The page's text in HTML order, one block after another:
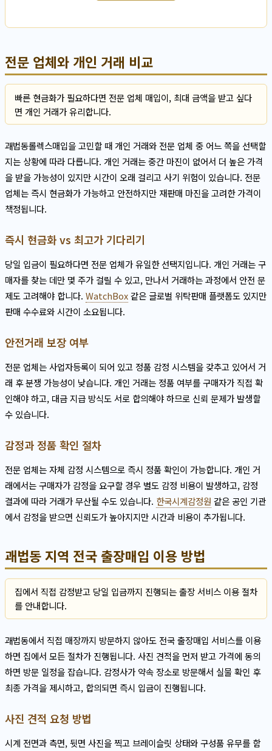
전문 업체와 개인 거래 비교
빠른 현금화가 필요하다면 전문 업체 매입이, 최대 금액을 받고 싶다
면 개인 거래가 유리합니다.
괘법동롤렉스매입을 고민할 때 개인 거래와 전문 업체 중 어느 쪽을 선택할
지는 상황에 따라 다릅니다. 개인 거래는 중간 마진이 없어서 더 높은 가격
을 받을 가능성이 있지만 시간이 오래 걸리고 사기 위험이 있습니다. 전문
업체는 즉시 현금화가 가능하고 안전하지만 재판매 마진을 고려한 가격이
책정됩니다.
즉시 현금화 vs 최고가 기다리기
당일 입금이 필요하다면 전문 업체가 유일한 선택지입니다. 개인 거래는 구
매자를 찾는 데만 몇 주가 걸릴 수 있고, 만나서 거래하는 과정에서 안전 문
제도 고려해야 합니다. WatchBox같은 글로벌 위탁판매 플랫폼도 있지만
판매 수수료와 시간이 소요됩니다.
안전거래 보장 여부
전문 업체는 사업자등록이 되어 있고 정품 감정 시스템을 갖추고 있어서 거
래 후 분쟁 가능성이 낮습니다. 개인 거래는 정품 여부를 구매자가 직접 확
인해야 하고, 대금 지급 방식도 서로 합의해야 하므로 신뢰 문제가 발생할
수 있습니다.
감정과 정품 확인 절차
전문 업체는 자체 감정 시스템으로 즉시 정품 확인이 가능합니다. 개인 거
래에서는 구매자가 감정을 요구할 경우 별도 감정 비용이 발생하고, 감정
결과에 따라 거래가 무산될 수도 있습니다. 한국시계감정원 같은 공인 기관
에서 감정을 받으면 신뢰도가 높아지지만 시간과 비용이 추가됩니다.
괘법동 지역 전국 출장매입 이용 방법
집에서 직접 감정받고 당일 입금까지 진행되는 출장 서비스 이용 절차
를 안내합니다.
괘법동에서 직접 매장까지 방문하지 않아도 전국 출장매입 서비스를 이용
하면 집에서 모든 절차가 진행됩니다. 사진 견적을 먼저 받고 가격에 동의
하면 방문 일정을 잡습니다. 감정사가 약속 장소로 방문해서 실물 확인 후
최종 가격을 제시하고, 합의되면 즉시 입금이 진행됩니다.
사진 견적 요청 방법
시계 전면과 측면, 뒷면 사진을 찍고 브레이슬릿 상태와 구성품 유무를 함